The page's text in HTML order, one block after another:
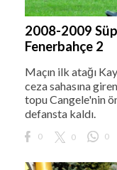
2008-2009
Fenerbahçe 2
Maçın ilk atağı
ceza sahasına
topu Cangele'nin
defansta kaldı.
0 0 0